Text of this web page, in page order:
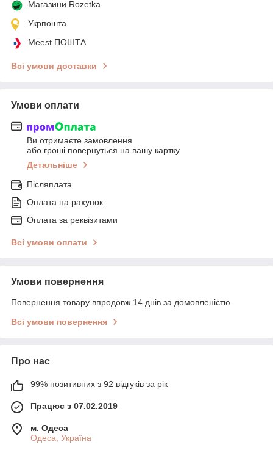
Магазини Rozetka
Укрпошта
Meest ПОШТА
Всі умови доставки
Умови оплати
Ви отримаєте замовлення
або гроші повернуться на вашу картку
Детальніше
Післяплата
Оплата на рахунок
Оплата за реквізитами
Всі умови оплати
Умови повернення
Повернення товару впродовж 14 днів за домовленістю
Всі умови повернення
Про нас
99% позитивних з 92 відгуків за рік
Працює з 07.02.2019
м. Одеса
Одеса, Україна